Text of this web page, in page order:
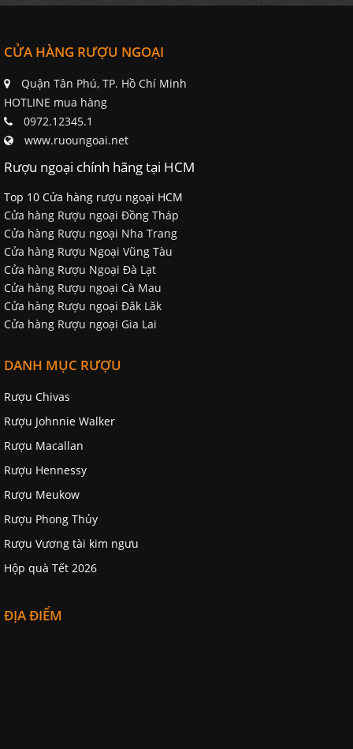
CỬA HÀNG RƯỢU NGOẠI
Quận Tân Phú, TP. Hồ Chí Minh
HOTLINE mua hàng
0972.12345.1
www.ruoungoai.net
Rượu ngoại chính hãng tại HCM
Top 10 Cửa hàng rượu ngoại HCM
Cửa hàng Rượu ngoại Đồng Tháp
Cửa hàng Rượu ngoại Nha Trang
Cửa hàng Rượu Ngoại Vũng Tàu
Cửa hàng Rượu Ngoại Đà Lạt
Cửa hàng Rượu ngoại Cà Mau
Cửa hàng Rượu ngoại Đăk Lăk
Cửa hàng Rượu ngoại Gia Lai
DANH MỤC RƯỢU
Rượu Chivas
Rượu Johnnie Walker
Rượu Macallan
Rượu Hennessy
Rượu Meukow
Rượu Phong Thủy
Rượu Vương tài kim ngưu
Hộp quà Tết 2026
ĐỊA ĐIỂM